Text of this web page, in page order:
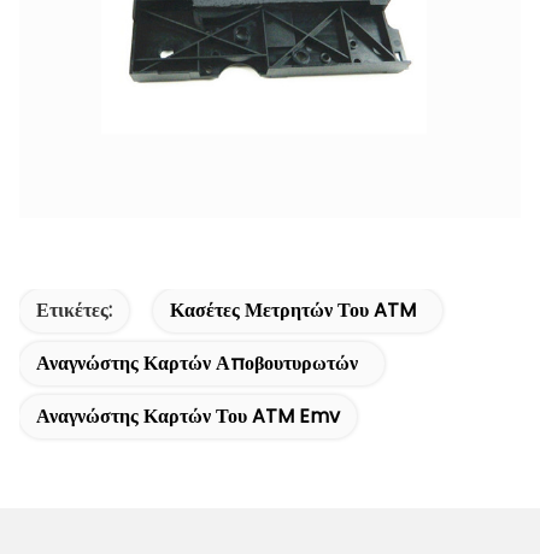
Ετικέτες:
Κασέτες Μετρητών Του ATM
Αναγνώστης Καρτών Αποβουτυρωτών
Αναγνώστης Καρτών Του ATM Emv